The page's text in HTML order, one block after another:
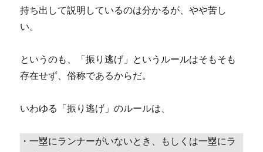
持ち出して説明しているのは分かるが、やや苦し
い。
というのも、「振り逃げ」というルールはそもそも
存在せず、俗称であるからだ。
いわゆる「振り逃げ」のルールは、
・一塁にランナーがいないとき、もしくは一塁にラ